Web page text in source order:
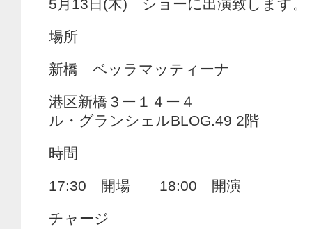
5月13日(木) ショーに出演致します。
場所
新橋 ベッラマッティーナ
港区新橋３ー１４ー４
ル・グランシェルBLOG.49 2階
時間
17:30 開場 18:00 開演
チャージ